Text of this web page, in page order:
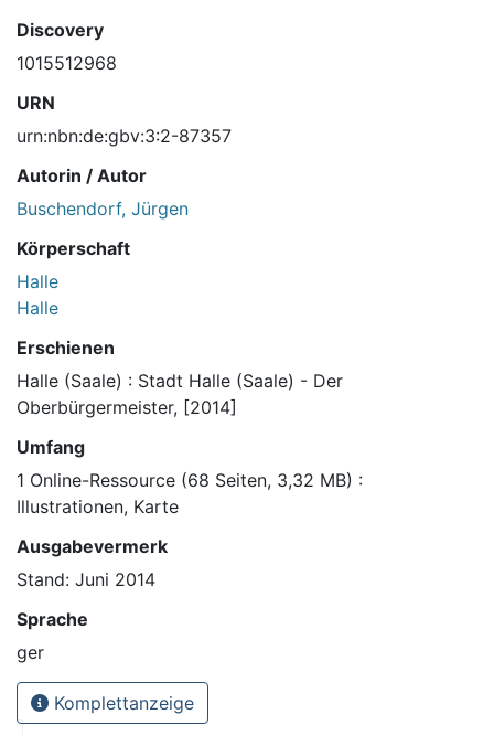
Discovery
1015512968
URN
urn:nbn:de:gbv:3:2-87357
Autorin / Autor
Buschendorf, Jürgen
Körperschaft
Halle
Halle
Erschienen
Halle (Saale) : Stadt Halle (Saale) - Der
Oberbürgermeister, [2014]
Umfang
1 Online-Ressource (68 Seiten, 3,32 MB) :
Illustrationen, Karte
Ausgabevermerk
Stand: Juni 2014
Sprache
ger
Komplettanzeige